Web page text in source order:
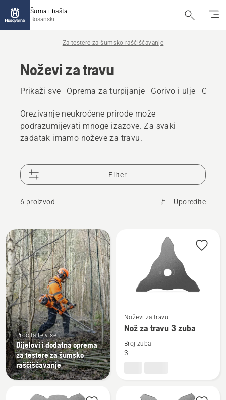
Šuma i bašta
Bosanski
Za testere za šumsko raščišćavanje
Noževi za travu
Prikaži sve Oprema za turpijanje Gorivo i ulje
Orezivanje neukroćene prirode može
podrazumijevati mnoge izazove. Za svaki
zadatak imamo noževe za travu.
Filter
6 proizvod Uporedite
Učitajte
sve
proizvode
Pročitajte više
Dijelovi i dodatna oprema
za testere za šumsko
raščišćavanje
više
detalja
Nož
Noževi za travu
Nož za travu 3 zuba
Broj zuba
3